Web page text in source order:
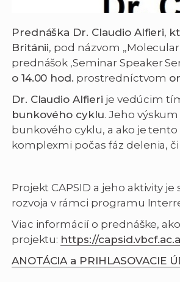
Prednáška Dr. Claudio Alfieri,
Británii, pod názvom
prednášok ,Seminar Speaker
o 14.00 hod. prostredníctvom
Dr. Claudio Alfieri je vedúcim
bunkového cyklu. Jeho
bunkového cyklu, a ako je
komplexmi počas fáz delenia,
Projekt CAPSID a jeho aktivity
rozvoja v rámci programu
Viac informácií o prednáške,
projektu: https://
ANOTÁCIA a PRIHLASOVACIE